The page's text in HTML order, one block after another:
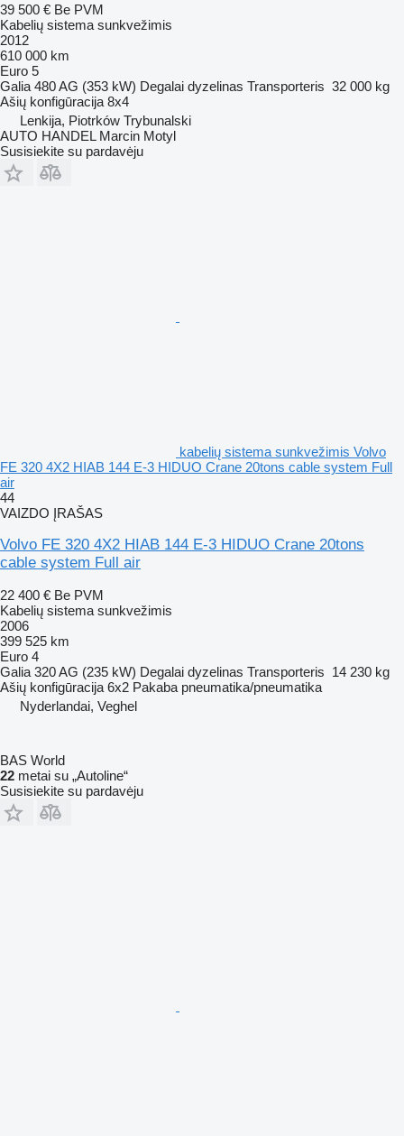
39 500 € Be PVM
Kabelių sistema sunkvežimis
2012
610 000 km
Euro 5
Galia 480 AG (353 kW) Degalai dyzelinas Transporteris 32 000 kg
Ašių konfigūracija 8x4
Lenkija, Piotrków Trybunalski
AUTO HANDEL Marcin Motyl
Susisiekite su pardavėju
kabelių sistema sunkvežimis Volvo
FE 320 4X2 HIAB 144 E-3 HIDUO Crane 20tons cable system Full
air
44
VAIZDO ĮRAŠAS
Volvo FE 320 4X2 HIAB 144 E-3 HIDUO Crane 20tons
cable system Full air
22 400 € Be PVM
Kabelių sistema sunkvežimis
2006
399 525 km
Euro 4
Galia 320 AG (235 kW) Degalai dyzelinas Transporteris 14 230 kg
Ašių konfigūracija 6x2 Pakaba pneumatika/pneumatika
Nyderlandai, Veghel
BAS World
22 metai su „Autoline“
Susisiekite su pardavėju